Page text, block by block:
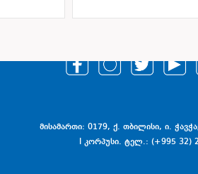
მისამართი: 0179, ქ. თბილისი, ი.
I კორპუსი. ტელ.: (+995 32)